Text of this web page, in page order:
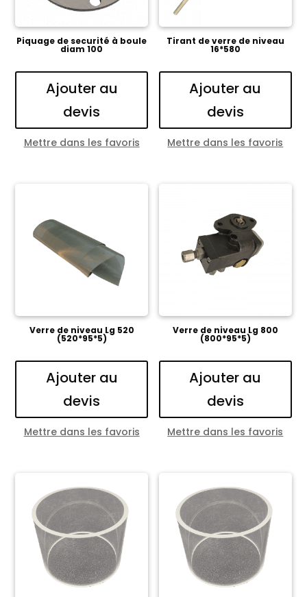
Piquage de securité à boule
diam 100
Ajouter au
devis
Mettre dans les favoris
Tirant de verre de niveau
16*580
Ajouter au
devis
Mettre dans les favoris
Verre de niveau Lg 520
(520*95*5)
Ajouter au
devis
Mettre dans les favoris
Verre de niveau Lg 800
(800*95*5)
Ajouter au
devis
Mettre dans les favoris